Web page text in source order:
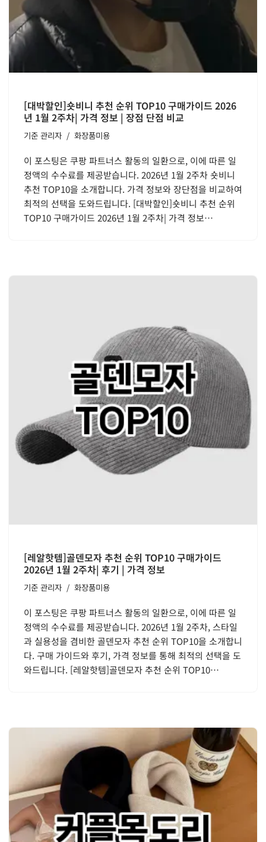
[대박할인]숏비니 추천 순위 TOP10 구매가이드 2026
년 1월 2주차| 가격 정보 | 장점 단점 비교
기준 관리자 화장품미용
이 포스팅은 쿠팡 파트너스 활동의 일환으로, 이에 따른 일
정액의 수수료를 제공받습니다. 2026년 1월 2주차 숏비니
추천 TOP10을 소개합니다. 가격 정보와 장단점을 비교하여
최적의 선택을 도와드립니다. [대박할인]숏비니 추천 순위
TOP10 구매가이드 2026년 1월 2주차| 가격 정보…
[레알핫템]골덴모자 추천 순위 TOP10 구매가이드
2026년 1월 2주차| 후기 | 가격 정보
기준 관리자 화장품미용
이 포스팅은 쿠팡 파트너스 활동의 일환으로, 이에 따른 일
정액의 수수료를 제공받습니다. 2026년 1월 2주차, 스타일
과 실용성을 겸비한 골덴모자 추천 순위 TOP10을 소개합니
다. 구매 가이드와 후기, 가격 정보를 통해 최적의 선택을 도
와드립니다. [레알핫템]골덴모자 추천 순위 TOP10…